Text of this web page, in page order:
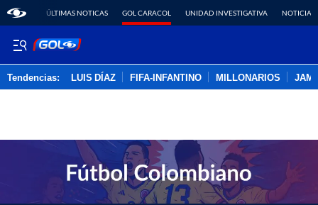
ÚLTIMAS NOTICAS GOL CARACOL UNIDAD INVESTIGATIVA NOTICIAS
Tendencias: LUIS DÍAZ FIFA-INFANTINO MILLONARIOS